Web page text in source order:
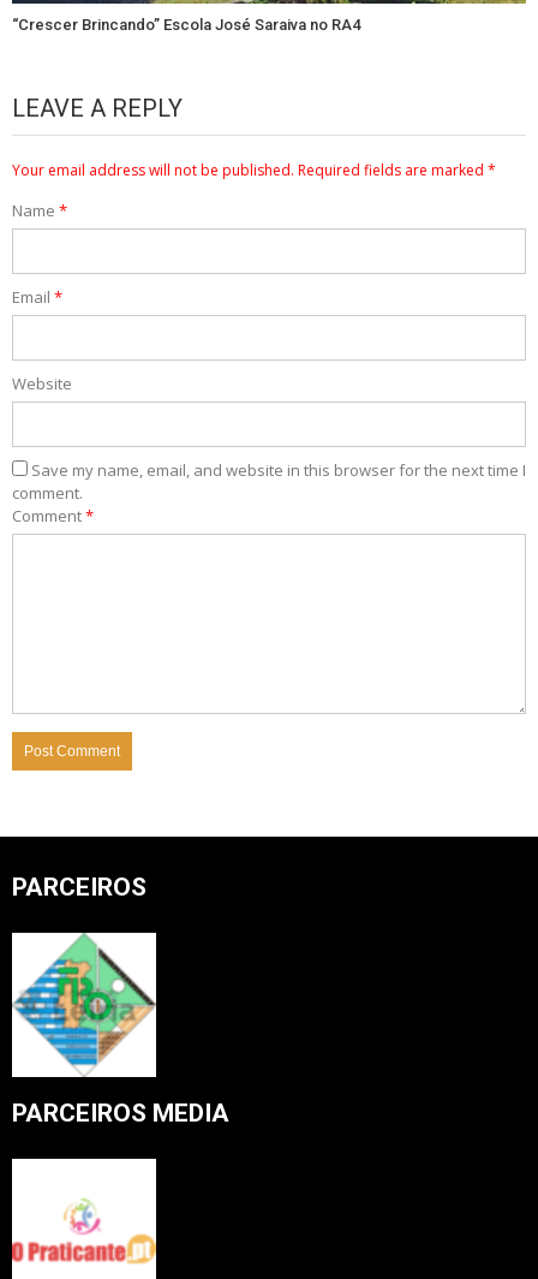
“Crescer Brincando” Escola José Saraiva no RA4
LEAVE A REPLY
Your email address will not be published. Required fields are marked *
Name *
Email *
Website
Save my name, email, and website in this browser for the next time I
comment.
Comment*
PARCEIROS
PARCEIROS MEDIA